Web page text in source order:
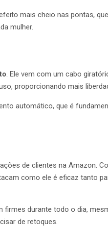
mais cheio nas pontas,
mulher.
. Ele vem com um cabo
proporcionando mais
automático, que é
de clientes na Amazon.
como ele é eficaz tanto
durante todo o dia,
de retoques.